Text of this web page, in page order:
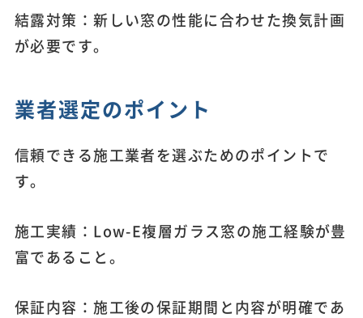
結露対策：新しい窓の性能に合わせた換気計画
が必要です。
業者選定のポイント
信頼できる施工業者を選ぶためのポイントで
す。
施工実績：Low-E複層ガラス窓の施工経験が豊
富であること。
保証内容：施工後の保証期間と内容が明確であ